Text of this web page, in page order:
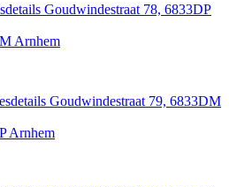
Goudwindestraat 78, 6833DP
Arnhem
Goudwindestraat 79, 6833DM
Arnhem